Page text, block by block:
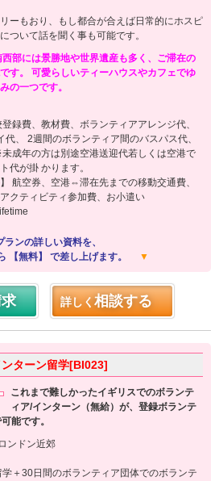
ーもおり、もし都合が合えば日常的にホスピ
ついて話を聞く事も可能です。
西部には景勝地や世界遺産も多く、ご滞在の
す。 可愛らしいティーハウスやカフェでゆ
の一つです。
録費、教材費、ボランティアアレンジ代、
、 2週間のボランティア間のバスパス代、
成年の方は別途空港送迎代若しくは空港で
ート代が掛 かります。
航空券、空港⇔滞在先までの移動交通費、
クティビティ参加費、お小遣い
ランの詳しい資料を、
【無料】 で差し上げます。
▼
詳しく相談する
ターン留学[BI023]
これまで難しかったイギリスでのボランテ
ィア/インターン（無給）が、登録ボランテ
能です。
ンドン近郊
学＋30日間のボランティア団体でのボランテ